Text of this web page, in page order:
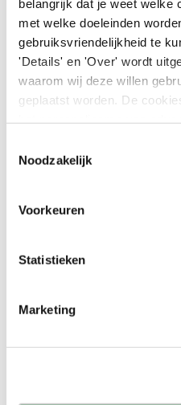
belangrijk dat je weet welke
met welke doeleinden
gebruiksvriendelijkheid te
'Details' en 'Over' wordt
waarom wij deze willen
geplaatst worden. De
Noodzakelijk
Voorkeuren
Statistieken
Marketing
0413
Pascal Rutten
Commercieel adviseur
Schoonmaakbedrijf